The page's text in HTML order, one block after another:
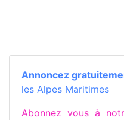
Annoncez
les Alpes Maritimes
Abonnez vous à